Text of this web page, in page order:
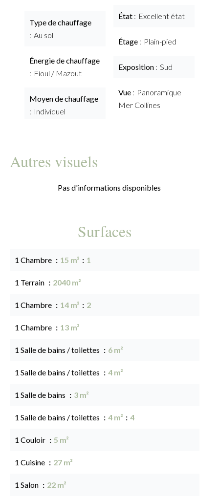
Type de chauffage
Au sol
Énergie de chauffage
Fioul / Mazout
Moyen de chauffage
Individuel
État Excellent état
Étage Plain-pied
Exposition Sud
Vue
Panoramique
Mer Collines
Autres visuels
Pas d'informations disponibles
Surfaces
1 Chambre 15 m² 1
1 Terrain 2040 m²
1 Chambre 14 m² 2
1 Chambre 13 m²
1 Salle de bains / toilettes 6 m²
1 Salle de bains / toilettes 4 m²
1 Salle de bains 3 m²
1 Salle de bains / toilettes 4 m² 4
1 Couloir 5 m²
1 Cuisine 27 m²
1 Salon 22 m²